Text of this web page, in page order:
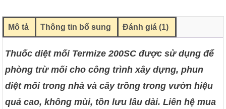
Mô tả Thông tin bổ sung Đánh giá (1)
Thuốc diệt mối Termize 200SC được sử dụng để
phòng trừ mối cho công trình xây dựng, phun
diệt mối trong nhà và cây trồng trong vườn hiệu
quả cao, không mùi, tồn lưu lâu dài. Liên hệ mua